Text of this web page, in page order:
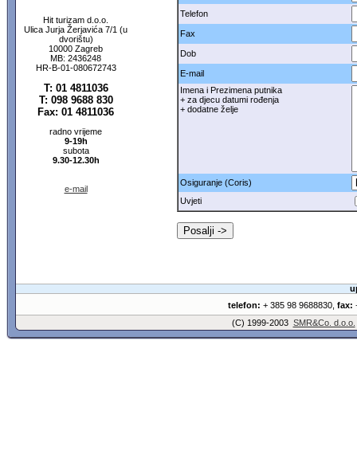
Hit turizam d.o.o.
Ulica Jurja Žerjavića 7/1 (u
dvorištu)
10000 Zagreb
MB: 2436248
HR-B-01-080672743
T: 01 4811036
T: 098 9688 830
Fax: 01 4811036
radno vrijeme
9-19h
subota
9.30-12.30h
e-mail
Telefon
Fax
Dob
E-mail
Imena i Prezimena putnika
+ za djecu datumi rođenja
+ dodatne želje
Osiguranje (Coris)
Uvjeti
telefon: + 385 98 9688830, fax:
(C) 1999-2003 SMR&Co. d.o.o.